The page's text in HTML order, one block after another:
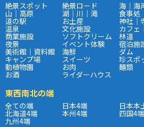
絶景スポット 絶景ロード 海｜海
山｜高原 湖｜川｜滝 食事処
道の駅 お土産 神社｜
温泉 文化施設 カフェ
商業施設 ソフトクリーム 林道
夜景 イベント体験 宿泊施
美術館｜資料館 海鮮 ダム
キャンプ場 スイーツ 珍スポ
動植物園 お肉 麺類
お酒 ライダーハウス
東西南北の端
全ての端 日本4端 日本本
北海道4端 本州4端 四国4端
九州4端